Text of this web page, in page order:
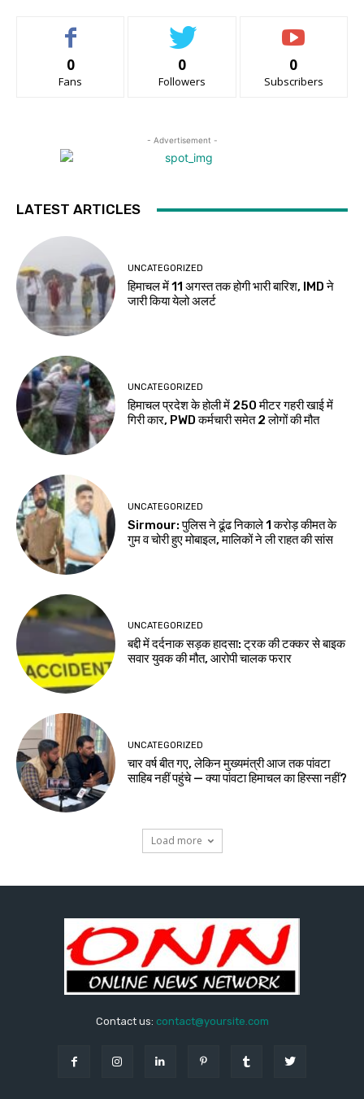
0
Fans
0
Followers
0
Subscribers
- Advertisement -
LATEST ARTICLES
UNCATEGORIZED
हिमाचल में 11 अगस्त तक होगी भारी बारिश, IMD ने
जारी किया येलो अलर्ट
UNCATEGORIZED
हिमाचल प्रदेश के होली में 250 मीटर गहरी खाई में
गिरी कार, PWD कर्मचारी समेत 2 लोगों की मौत
UNCATEGORIZED
Sirmour: पुलिस ने ढूंढ निकाले 1 करोड़ कीमत के
गुम व चोरी हुए मोबाइल, मालिकों ने ली राहत की सांस
UNCATEGORIZED
बद्दी में दर्दनाक सड़क हादसा: ट्रक की टक्कर से बाइक
सवार युवक की मौत, आरोपी चालक फरार
UNCATEGORIZED
चार वर्ष बीत गए, लेकिन मुख्यमंत्री आज तक पांवटा
साहिब नहीं पहुंचे — क्या पांवटा हिमाचल का हिस्सा नहीं?
Load more
Contact us: contact@yoursite.com